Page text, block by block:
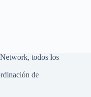
todos los
de